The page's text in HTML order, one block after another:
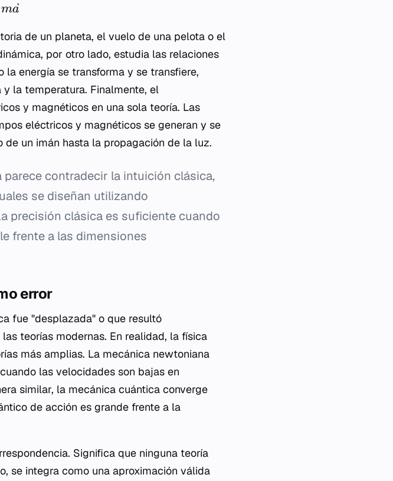
ma
de un planeta, el vuelo de una pelota o el
por otro lado, estudia las relaciones
energía se transforma y se transfiere,
la temperatura. Finalmente, el
y magnéticos en una sola teoría. Las
eléctricos y magnéticos se generan y se
un imán hasta la propagación de la luz.
contradecir la intuición clásica,
se diseñan utilizando
precisión clásica es suficiente cuando
frente a las dimensiones
error
fue "desplazada" o que resultó
teorías modernas. En realidad, la física
más amplias. La mecánica newtoniana
las velocidades son bajas en
similar, la mecánica cuántica converge
de acción es grande frente a la
Significa que ninguna teoría
se integra como una aproximación válida